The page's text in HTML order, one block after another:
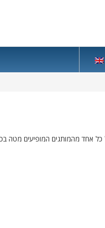
מהמותגים המופיעים מטה בכדי